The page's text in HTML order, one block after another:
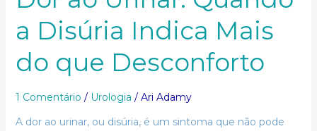
a Disúria Indica Mais
do que Desconforto
1 Comentário / Urologia / Ari Adamy
A dor ao urinar, ou disúria, é um sintoma que não pode